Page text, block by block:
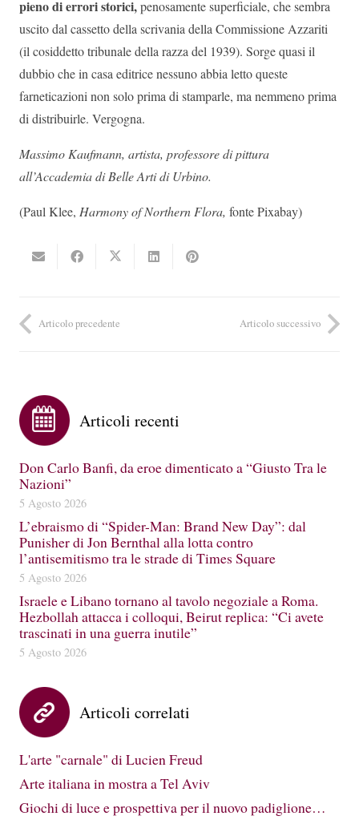
pieno di errori storici,penosamente superficiale, che sembra
uscito dal cassetto della scrivania della Commissione Azzariti
(il cosiddetto tribunale della razza del 1939). Sorge quasi il
dubbio che in casa editrice nessuno abbia letto queste
farneticazioni non solo prima di stamparle, ma nemmeno prima
di distribuirle. Vergogna.
Massimo Kaufmann, artista, professore di pittura
all’Accademia di Belle Arti di Urbino.
(Paul Klee, Harmony of Northern Flora, fonte Pixabay)
Articolo precedente Articolo successivo
Articoli recenti
Don Carlo Banfi, da eroe dimenticato a “Giusto Tra le
Nazioni”
5 Agosto 2026
L’ebraismo di “Spider-Man: Brand New Day”: dal
Punisher di Jon Bernthal alla lotta contro
l’antisemitismo tra le strade di Times Square
5 Agosto 2026
Israele e Libano tornano al tavolo negoziale a Roma.
Hezbollah attacca i colloqui, Beirut replica: “Ci avete
trascinati in una guerra inutile”
5 Agosto 2026
Articoli correlati
L'arte "carnale" di Lucien Freud
Arte italiana in mostra a Tel Aviv
Giochi di luce e prospettiva per il nuovo padiglione…